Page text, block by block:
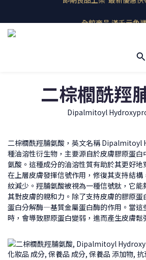
全館商品 滿千元免運
即期良品上架  最新優惠
二棕櫚酰羥
Dipalmitoyl
二棕櫚酰羥脯氨酸，英文名稱
種油溶性衍生物，主要源自於皮膚膠原蛋
氨酸。這種成分的油溶性質有助於其更好
在上層皮膚發揮信號作用，修復其支持結
紋減少。羥脯氨酸被視為一種信號肽，它
其對皮膚的親和力。除了支持皮膚的膠原
蛋白分解酶—基質金屬蛋白酶的作用。當這
時，會導致膠原蛋白變弱，進而產生皮膚鬆